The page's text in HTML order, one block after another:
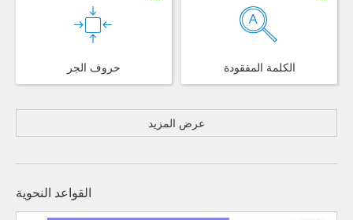
حروف الجر الكلمة المفقودة
عرض المزيد
القواعد النحوية